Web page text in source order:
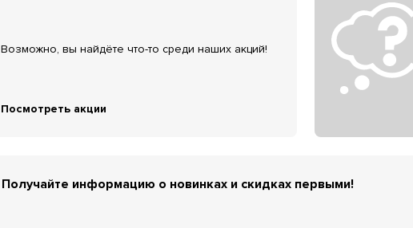
Возможно, вы найдёте что-то среди наших акций!
Посмотреть акции
Получайте информацию о новинках и скидках первыми!